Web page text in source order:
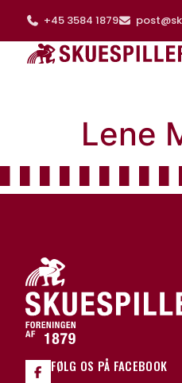
+45 3584 1879
Lene
FØLG OS PÅ FACEBOOK